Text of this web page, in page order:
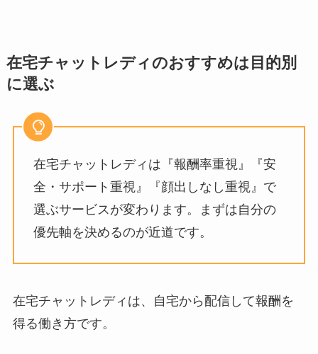
在宅チャットレディのおすすめは目的別
に選ぶ
在宅チャットレディは『報酬率重視』『安
全・サポート重視』『顔出しなし重視』で
選ぶサービスが変わります。まずは自分の
優先軸を決めるのが近道です。
在宅チャットレディは、自宅から配信して報酬を
得る働き方です。